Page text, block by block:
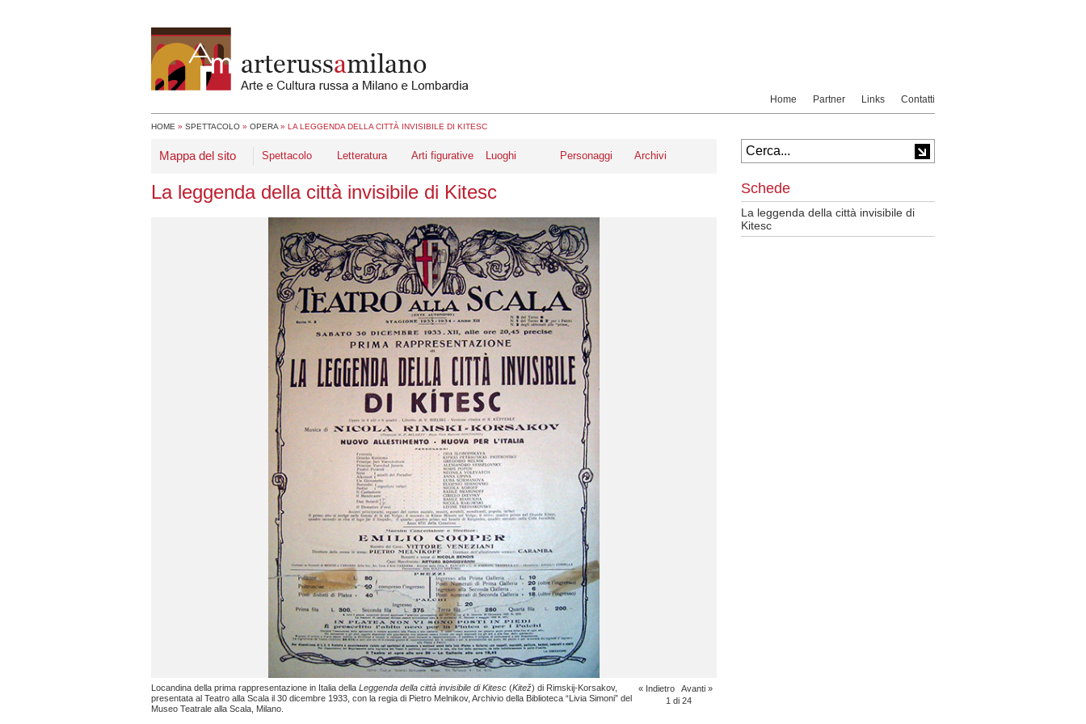
Home Partner Links Contatti
HOME » SPETTACOLO » OPERA » LA LEGGENDA DELLA CITTÀ INVISIBILE DI KITESC
Mappa del sito Spettacolo Letteratura Arti figurative Luoghi Personaggi Archivi
La leggenda della città invisibile di Kitesc
Locandina della prima rappresentazione in Italia della Leggenda della città invisibile di Kitesc (Kitež) di Rimskij-Korsakov,
presentata al Teatro alla Scala il 30 dicembre 1933, con la regia di Pietro Melnikov, Archivio della Biblioteca “Livia Simoni” del
Museo Teatrale alla Scala, Milano.
« Indietro
Avanti »
1 di 24
Schede
La leggenda della città invisibile di
Kitesc